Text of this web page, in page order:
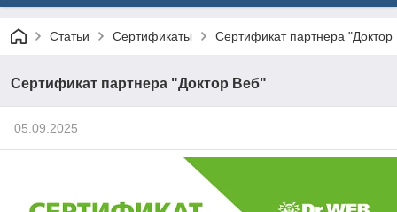
Статьи Сертификаты Сертификат партнера "Доктор
Сертификат партнера "Доктор Веб"
05.09.2025